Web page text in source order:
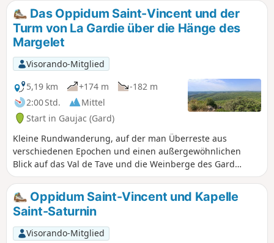
Das Oppidum Saint-Vincent und der
Turm von La Gardie über die Hänge des
Margelet
Visorando-Mitglied
5,19 km
+174 m
-182 m
2:00 Std.
Mittel
Start in Gaujac (Gard)
Kleine Rundwanderung, auf der man Überreste aus
verschiedenen Epochen und einen außergewöhnlichen
Blick auf das Val de Tave und die Weinberge des Gard
entdecken kann. Antike und Mittelalter liegen hier
tatsächlich Seite an Seite und machen diesen Ort zu etwas
ganz Besonderem.
Oppidum Saint-Vincent und Kapelle
Saint-Saturnin
Visorando-Mitglied